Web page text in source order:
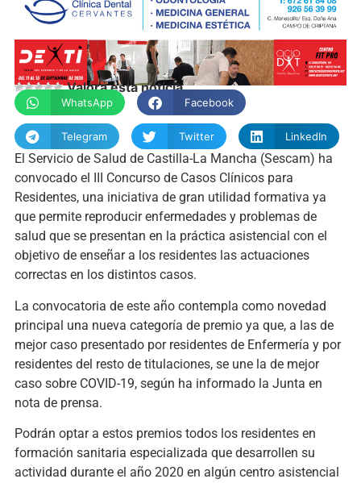
Valora esta noticia
WhatsApp Facebook
Telegram Twitter LinkedIn
El Servicio de Salud de Castilla-La Mancha (Sescam) ha
convocado el III Concurso de Casos Clínicos para
Residentes, una iniciativa de gran utilidad formativa ya
que permite reproducir enfermedades y problemas de
salud que se presentan en la práctica asistencial con el
objetivo de enseñar a los residentes las actuaciones
correctas en los distintos casos.
La convocatoria de este año contempla como novedad
principal una nueva categoría de premio ya que, a las de
mejor caso presentado por residentes de Enfermería y por
residentes del resto de titulaciones, se une la de mejor
caso sobre COVID-19, según ha informado la Junta en
nota de prensa.
Podrán optar a estos premios todos los residentes en
formación sanitaria especializada que desarrollen su
actividad durante el año 2020 en algún centro asistencial